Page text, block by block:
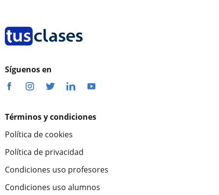
Síguenos en
Términos y condiciones
Política de cookies
Política de privacidad
Condiciones uso profesores
Condiciones uso alumnos